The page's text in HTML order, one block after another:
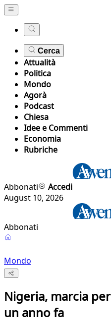
Cerca
Attualità
Politica
Mondo
Agorà
Podcast
Chiesa
Idee e Commenti
Economia
Rubriche
Abbonati
Accedi
August 10, 2026
Abbonati
Mondo
Nigeria, marcia
un anno fa